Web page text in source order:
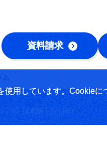
使用しています。Cookieに
資料請求
ム
プ 日本語 | English